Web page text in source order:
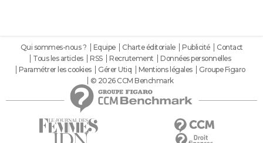
Qui sommes-nous ? Equipe Charte éditoriale Publicité
Contact
Tous les articles
RSS Recrutement
Données personnelles
Paramétrer les cookies
Gérer Utiq Mentions légales
Groupe Figaro
© 2026 CCM Benchmark